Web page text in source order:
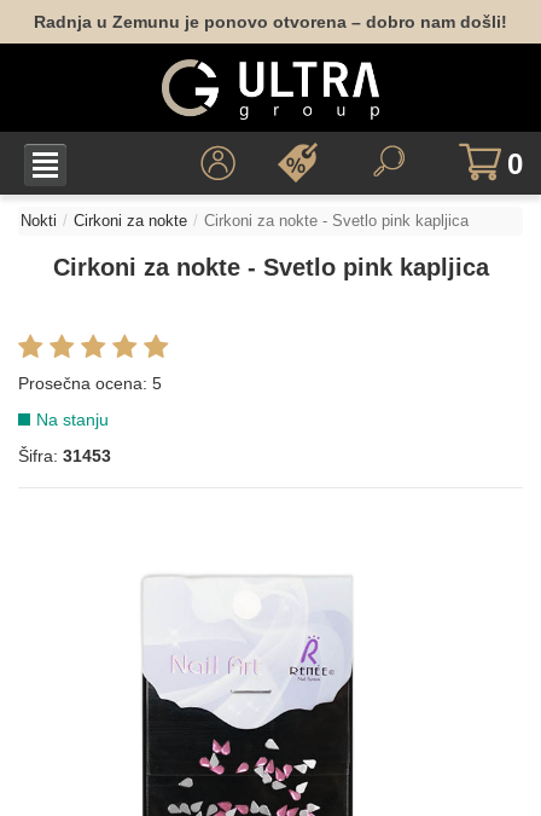
Radnja u Zemunu je ponovo otvorena – dobro nam došli!
0
Nokti Cirkoni za nokte Cirkoni za nokte - Svetlo pink kapljica
Cirkoni za nokte - Svetlo pink kapljica
Prosečna ocena: 5
Na stanju
Šifra: 31453